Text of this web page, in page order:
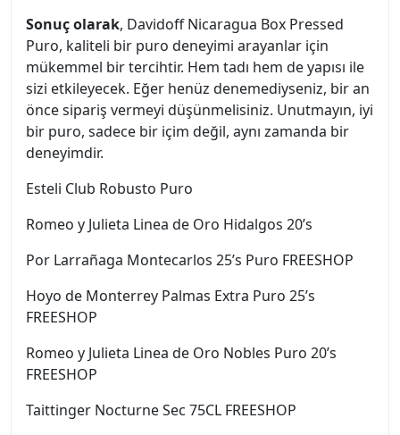
Sonuç olarak, Davidoff Nicaragua Box Pressed
Puro, kaliteli bir puro deneyimi arayanlar için
mükemmel bir tercihtir. Hem tadı hem de yapısı ile
sizi etkileyecek. Eğer henüz denemediyseniz, bir an
önce sipariş vermeyi düşünmelisiniz. Unutmayın, iyi
bir puro, sadece bir içim değil, aynı zamanda bir
deneyimdir.
Esteli Club Robusto Puro
Romeo y Julieta Linea de Oro Hidalgos 20’s
Por Larrañaga Montecarlos 25’s Puro FREESHOP
Hoyo de Monterrey Palmas Extra Puro 25’s
FREESHOP
Romeo y Julieta Linea de Oro Nobles Puro 20’s
FREESHOP
Taittinger Nocturne Sec 75CL FREESHOP